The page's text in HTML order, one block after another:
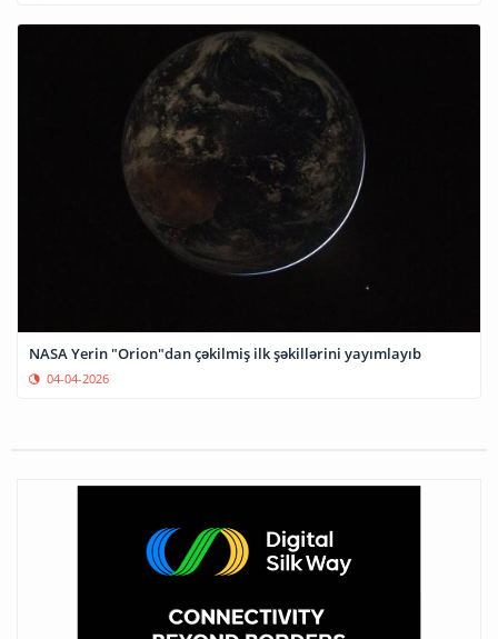
NASA Yerin "Orion"dan çəkilmiş ilk şəkillərini yayımlayıb
04-04-2026